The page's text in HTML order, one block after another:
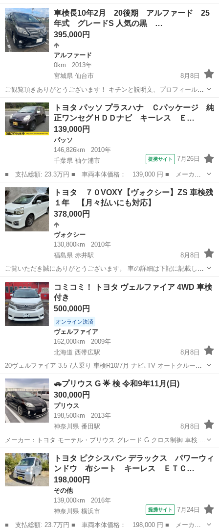
式 平成29年式 排気量 3.5 FR 2駆 修復歴なし 不具合なし 【外装】 パ
ノラミックビューモニター サンルーフ コーナーポール リヤマフラ...
滋賀 野洲市 野洲駅 クラウン マジェスタ
車検長10年2月 20後期 アルファード 25
年式 グレードS 人気の黒 …
395,000円
アルファード
0km
2013年
宮城県 仙台市
8月8日
ご観覧頂きありがとうございます！ キチンと説明文、プロフィール読
んで理解されてからコメントしてください！ 定型文や挨拶無い人、常
識無い人などには返答しませんので 車両説明です！ 平成25年式 ア
ルファード グレード...
宮城 仙台市 アルファード
トヨタ パッソ プラスハナ Ｃパッケージ 純
正ワンセグＨＤＤナビ キーレス Ｅ…
139,000円
パッソ
146,826km
2010年
千葉県 袖ケ浦市
提携サイト 7月26日
■ 支払総額: 23.3万円 ■ 車両本体価格： 139,000 円 ■ メーカー
名： トヨタ ■ 車種名： パッソ ■ グレード名： プラスハナ
Ｃパッケージ 純正ワンセグＨＤＤナビ キーレス ＥＴＣ 社外１
４インチアル...
千葉 袖ケ浦市 パッソ
トヨタ ７０VOXY【ヴォクシー】ZS 車検残
１年 【月々払いにも対応】
378,000円
ヴォクシー
130,800km
2010年
福島県 赤井駅
8月8日
ご覧いただき誠にありがとうございます。 車の詳細は下記に記載しま
すのでご確認を宜しくお願い致します。 基本情報 ・メーカー トヨ
タ ・車種 VOXY【ヴォクシー】 ・初度登録 平成22年式
・グレード ZS ...
福島 いわき市 ヴォクシー
コミコミ！ トヨタ ヴェルファイア 4WD 車検
付き
500,000円
オンライン決済
ヴェルファイア
162,000km
2009年
北海道 西帯広駅
8月8日
20ヴェルファイア 3.5 7人乗り 車検R10/7月 ナビ､TV オートクルーズ
両側電動スライドドア H26~記録簿あります。 自動車税やリサイクル
料等全てコミコミのお値段ですので50万円以上の請求は御座いませ
ん。個...
北海道 帯広市 西帯広駅 ヴェルファイア
🚗プリウス G 🌟 検 令和9年11月(日)
300,000円
プリウス
198,500km
2013年
神奈川県 番田駅
8月8日
メーカー：トヨタ モーテル・プリウス グレード:G クロス制御 車検:
令和9年11月 型式、:DAA-ZVW30 平成: 2013年3月 初回登録 室内はす
っきりと清潔に保たれています。 センサー利用可能 ...
神奈川 愛甲郡 番田駅
トヨタ ピクシスバン デラックス パワーウィ
ンドウ 布シート キーレス ＥＴＣ…
198,000円
その他
139,000km
2016年
神奈川県 横浜市
提携サイト 7月24日
■ 支払総額: 23.7万円 ■ 車両本体価格： 198,000 円 ■ メーカー